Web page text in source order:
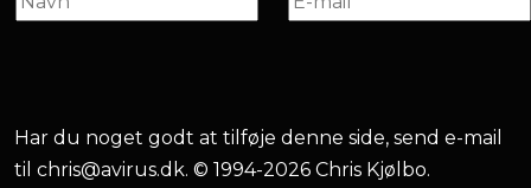
Har du noget godt at tilføje denne side, send e-mail
til chris@avirus.dk. © 1994-2026 Chris Kjølbo.